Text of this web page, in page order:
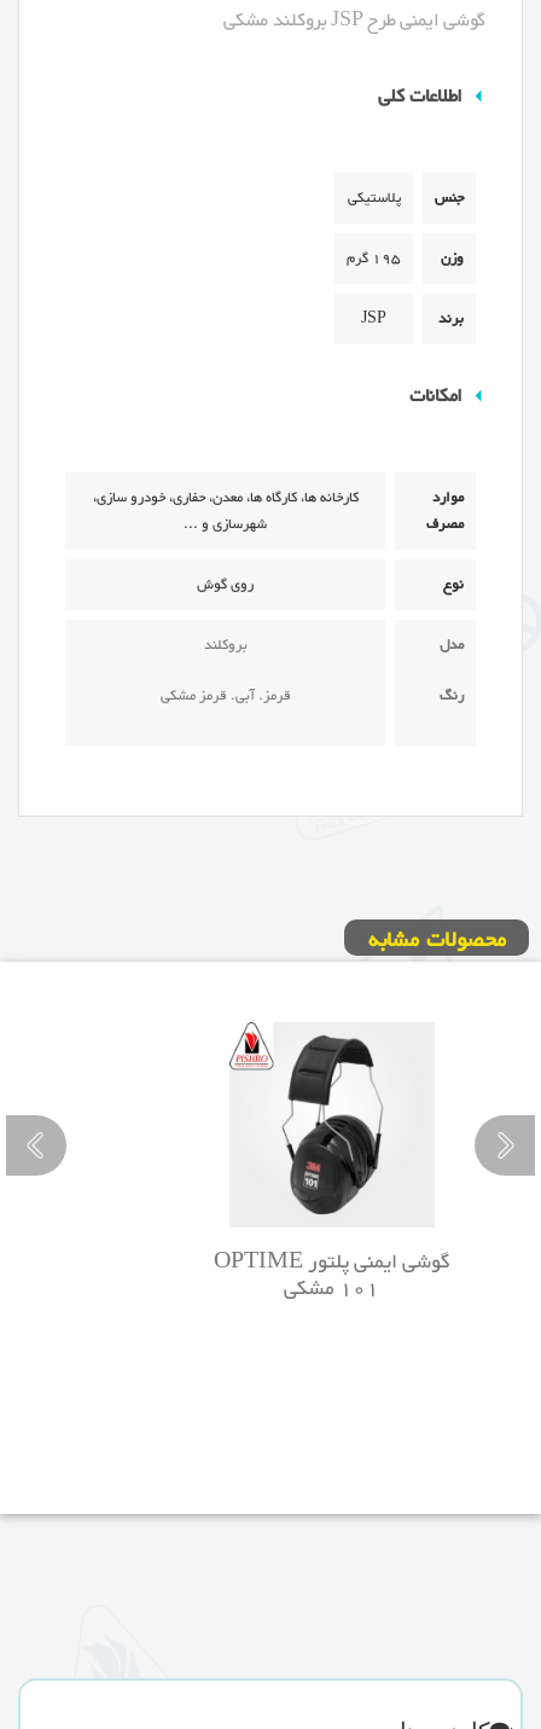
گوشی ایمنی طرح JSP بروکلند مشکی
اطلاعات کلی
جنس پلاستیکی
وزن 195 گرم
برند JSP
امکانات
موارد
مصرف
کارخانه ها، کارگاه ها، معدن، حفاری، خودرو سازی،
شهرسازی و ...
نوع روی گوش
مدل
رنگ
بروکلند
قرمز. آبی. قرمز مشکی
محصولات مشابه
گوشی ایمنی پلتور OPTIME
101 مشکی